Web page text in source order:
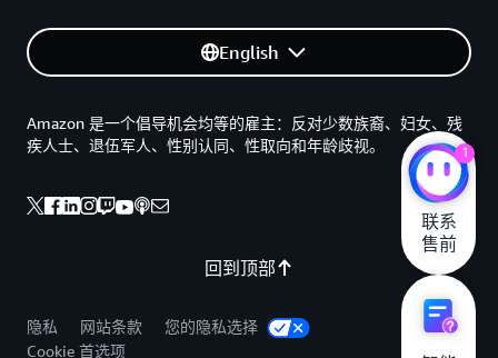
English
回到顶部
Amazon 是一个倡导机会均等的雇主：反对少数族裔、妇女、残
疾人士、退伍军人、性别认同、性取向和年龄歧视。
隐私 网站条款
您的隐私选择
Cookie 首选项
1
联系
售前